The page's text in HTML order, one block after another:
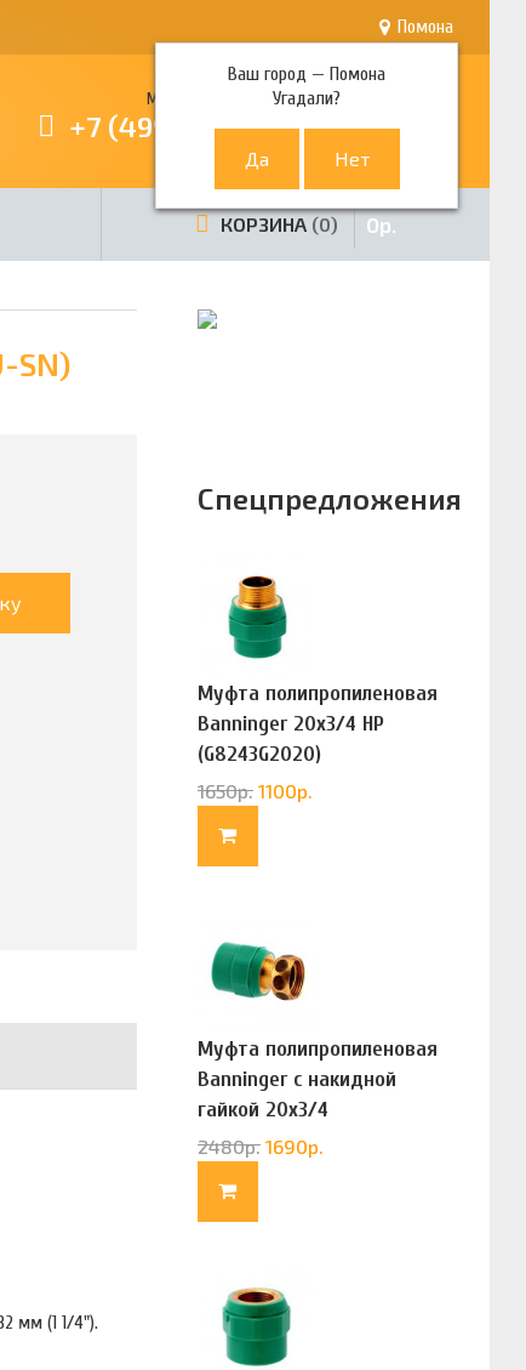
Помона
Ваш город —Помона
Угадали?
Многоканальный телефон
+7 (499) 380-80-80
КОРЗИНА 0 0р.
SN)
мм (1 1/4").
Спецпредложения
Муфта полипропиленовая
Banninger 20х3/4 НР
(G8243G2020)
1650р. 1100р.
Муфта полипропиленовая
Banninger с накидной
гайкой 20х3/4
(G83322020)
2480р. 1690р.